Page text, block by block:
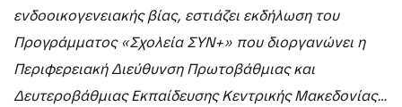
ενδοοικογενειακής βίας, εστιάζει εκδήλωση του
Προγράμματος «Σχολεία ΣΥΝ+» που διοργανώνει η
Περιφερειακή Διεύθυνση Πρωτοβάθμιας και
Δευτεροβάθμιας Εκπαίδευσης Κεντρικής Μακεδονίας…